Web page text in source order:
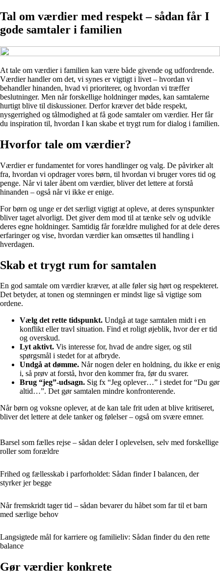
Tal om værdier med respekt – sådan får I
gode samtaler i familien
At tale om værdier i familien kan være både givende og udfordrende.
Værdier handler om det, vi synes er vigtigt i livet – hvordan vi
behandler hinanden, hvad vi prioriterer, og hvordan vi træffer
beslutninger. Men når forskellige holdninger mødes, kan samtalerne
hurtigt blive til diskussioner. Derfor kræver det både respekt,
nysgerrighed og tålmodighed at få gode samtaler om værdier. Her får
du inspiration til, hvordan I kan skabe et trygt rum for dialog i familien.
Hvorfor tale om værdier?
Værdier er fundamentet for vores handlinger og valg. De påvirker alt
fra, hvordan vi opdrager vores børn, til hvordan vi bruger vores tid og
penge. Når vi taler åbent om værdier, bliver det lettere at forstå
hinanden – også når vi ikke er enige.
For børn og unge er det særligt vigtigt at opleve, at deres synspunkter
bliver taget alvorligt. Det giver dem mod til at tænke selv og udvikle
deres egne holdninger. Samtidig får forældre mulighed for at dele deres
erfaringer og vise, hvordan værdier kan omsættes til handling i
hverdagen.
Skab et trygt rum for samtalen
En god samtale om værdier kræver, at alle føler sig hørt og respekteret.
Det betyder, at tonen og stemningen er mindst lige så vigtige som
ordene.
Vælg det rette tidspunkt. Undgå at tage samtalen midt i en
konflikt eller travl situation. Find et roligt øjeblik, hvor der er tid
og overskud.
Lyt aktivt. Vis interesse for, hvad de andre siger, og stil
spørgsmål i stedet for at afbryde.
Undgå at dømme. Når nogen deler en holdning, du ikke er enig
i, så prøv at forstå, hvor den kommer fra, før du svarer.
Brug “jeg”-udsagn. Sig fx “Jeg oplever…” i stedet for “Du gør
altid…”. Det gør samtalen mindre konfronterende.
Når børn og voksne oplever, at de kan tale frit uden at blive kritiseret,
bliver det lettere at dele tanker og følelser – også om svære emner.
Barsel som fælles rejse – sådan deler I oplevelsen, selv med forskellige
roller som forældre
Frihed og fællesskab i parforholdet: Sådan finder I balancen, der
styrker jer begge
Når fremskridt tager tid – sådan bevarer du håbet som far til et barn
med særlige behov
Langsigtede mål for karriere og familieliv: Sådan finder du den rette
balance
Gør værdier konkrete